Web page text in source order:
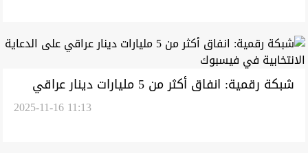
شبكة رقمية: انفاق أكثر من 5 مليارات دينار عراقي
2025-11-16 11:13